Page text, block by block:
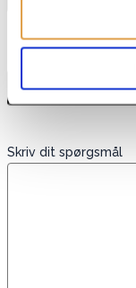
Skriv dit spørgsmål